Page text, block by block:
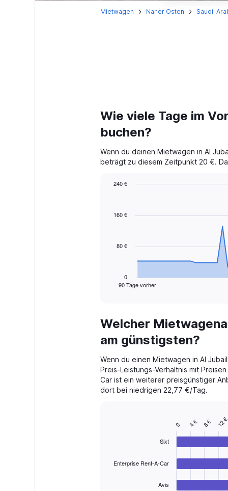
Mietwagen Naher Osten Saudi-
Wie viele Tage im
buchen?
Wenn du deinen Mietwagen in Al
beträgt zu diesem Zeitpunkt 20 €.
data
The
Range:
categories.
chart
has
1
Y
240.
90 Tage vorher
0
80 €
160 €
240 €
End
Welcher
am günstigsten?
Wenn du einen Mietwagen in Al
Preis-Leistungs-Verhältnis mit
Car ist ein weiterer preisgünstiger
dort bei niedrigen 22,77 €/Tag.
Sixt
Enterprise Rent-A-Car
Avis
0 4 € 8 € 12 €